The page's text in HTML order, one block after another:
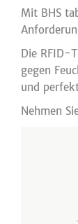
Mit BHS
Die RFID-
gegen
und
Nehmen